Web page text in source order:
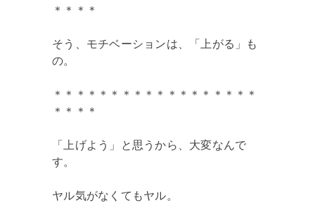
＊＊＊＊
そう、モチベーションは、「上がる」も
の。
＊＊＊＊＊＊＊＊＊＊＊＊＊＊＊＊＊＊
＊＊＊＊
「上げよう」と思うから、大変なんで
す。
ヤル気がなくてもヤル。